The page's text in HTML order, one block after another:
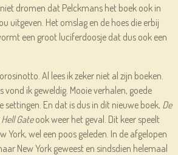
dromen dat Pelckmans het boek ook in
uitgeven. Het omslag en de hoes die erbij
een groot luciferdoosje dat dus ook een
Al lees ik zeker niet al zijn boeken.
vond ik geweldig. Mooie verhalen, goede
settingen. En dat is dus in dit nieuwe boek, De
Gateook weer het geval. Dit keer speelt
York, wel een poos geleden. In de afgelopen
New York geweest en sindsdien helemaal